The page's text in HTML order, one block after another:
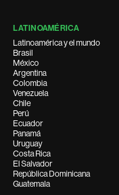
LATINOAMÉRICA
Latinoamérica y el mundo
Brasil
México
Argentina
Colombia
Venezuela
Chile
Perú
Ecuador
Panamá
Uruguay
Costa Rica
El Salvador
República Dominicana
Guatemala